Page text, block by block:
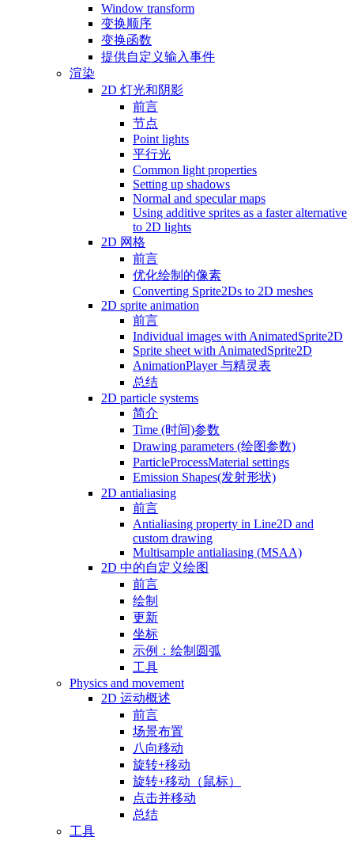
Window transform
变换顺序
变换函数
提供自定义输入事件
渲染
2D 灯光和阴影
前言
节点
Point lights
平行光
Common light properties
Setting up shadows
Normal and specular maps
Using additive sprites as a faster alternative
to 2D lights
2D 网格
前言
优化绘制的像素
Converting Sprite2Ds to 2D meshes
2D sprite animation
前言
Individual images with AnimatedSprite2D
Sprite sheet with AnimatedSprite2D
AnimationPlayer 与精灵表
总结
2D particle systems
简介
Time (时间)参数
Drawing parameters (绘图参数)
ParticleProcessMaterial settings
Emission Shapes(发射形状)
2D antialiasing
前言
Antialiasing property in Line2D and
custom drawing
Multisample antialiasing (MSAA)
2D 中的自定义绘图
前言
绘制
更新
坐标
示例：绘制圆弧
工具
Physics and movement
2D 运动概述
前言
场景布置
八向移动
旋转+移动
旋转+移动（鼠标）
点击并移动
总结
工具